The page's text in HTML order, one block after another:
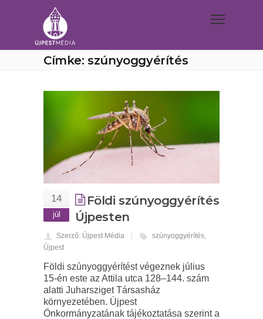
Címke: szúnyoggyérítés
14
júl
Földi szúnyoggyérítés
Újpesten
Szerző: Újpest Média szúnyoggyérítés
Újpest
Földi szúnyoggyérítést végeznek július
15-én este az Attila utca 128–144. szám
alatti Juharsziget Társasház
környezetében. Újpest
Önkormányzatának tájékoztatása szerint a